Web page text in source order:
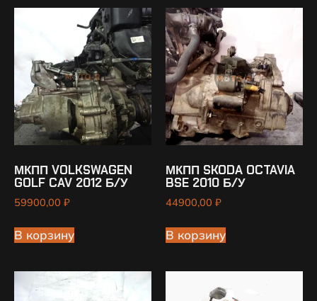
МКПП VOLKSWAGEN
GOLF CAV 2012 Б/У
59900,00 ₽
В корзину
МКПП SKODA OCTAVIA
BSE 2010 Б/У
44900,00 ₽
В корзину